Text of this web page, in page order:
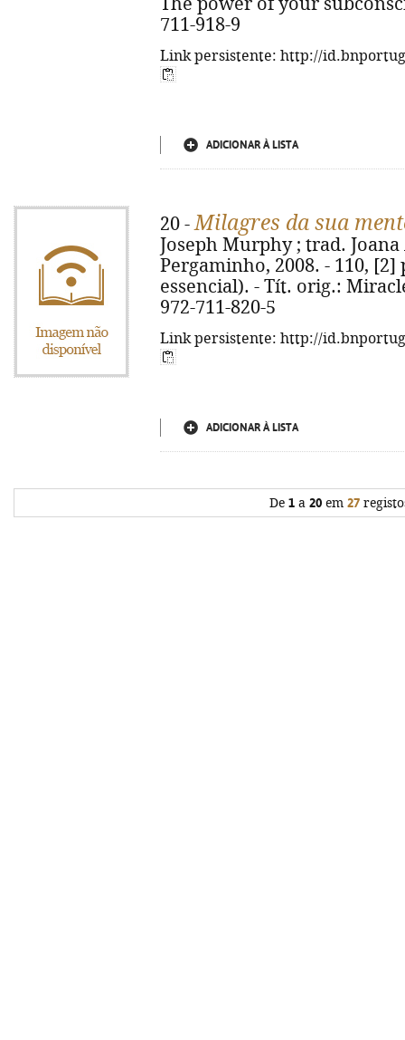
711-918-9
Link persistente: http://
ADICIONAR À LISTA
20 -Milagres da sua
Joseph Murphy ; trad. Joana
Pergaminho, 2008. - 110,
essencial). - Tít. orig.:
972-711-820-5
Link persistente: http://
ADICIONAR À LISTA
De 1a 20em 27